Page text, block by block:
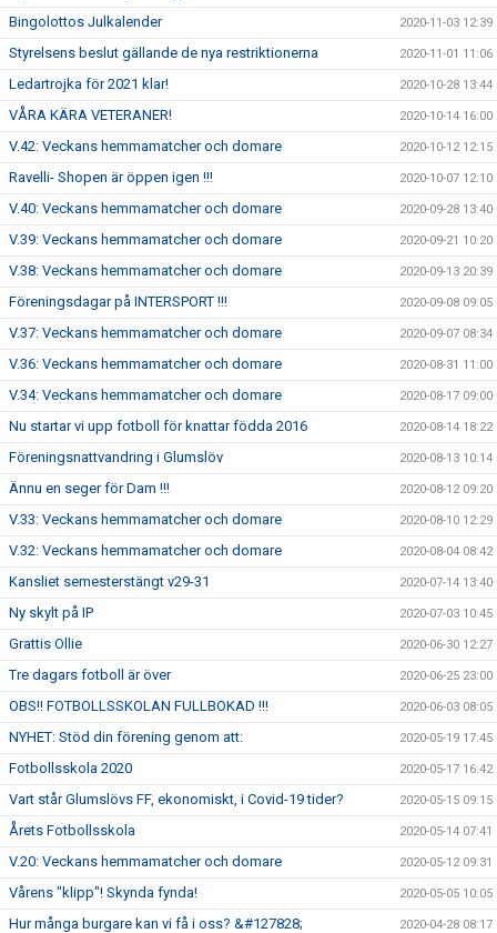
Bingolottos Julkalender 2020-11-03 12:39
Styrelsens beslut gällande de nya restriktionerna 2020-11-01 11:06
Ledartrojka för 2021 klar! 2020-10-28 13:44
VÅRA KÄRA VETERANER! 2020-10-14 16:00
V.42: Veckans hemmamatcher och domare 2020-10-12 12:15
Ravelli- Shopen är öppen igen !!! 2020-10-07 12:10
V.40: Veckans hemmamatcher och domare 2020-09-28 13:40
V.39: Veckans hemmamatcher och domare 2020-09-21 10:20
V.38: Veckans hemmamatcher och domare 2020-09-13 20:39
Föreningsdagar på INTERSPORT !!! 2020-09-08 09:05
V.37: Veckans hemmamatcher och domare 2020-09-07 08:34
V.36: Veckans hemmamatcher och domare 2020-08-31 11:00
V.34: Veckans hemmamatcher och domare 2020-08-17 09:00
Nu startar vi upp fotboll för knattar födda 2016 2020-08-14 18:22
Föreningsnattvandring i Glumslöv 2020-08-13 10:14
Ännu en seger för Dam !!! 2020-08-12 09:20
V.33: Veckans hemmamatcher och domare 2020-08-10 12:29
V.32: Veckans hemmamatcher och domare 2020-08-04 08:42
Kansliet semesterstängt v29-31 2020-07-14 13:40
Ny skylt på IP 2020-07-03 10:45
Grattis Ollie 2020-06-30 12:27
Tre dagars fotboll är över 2020-06-25 23:00
OBS!! FOTBOLLSSKOLAN FULLBOKAD !!! 2020-06-03 08:05
NYHET: Stöd din förening genom att: 2020-05-19 17:45
Fotbollsskola 2020 2020-05-17 16:42
Vart står Glumslövs FF, ekonomiskt, i Covid-19 tider? 2020-05-15 09:15
Årets Fotbollsskola 2020-05-14 07:41
V.20: Veckans hemmamatcher och domare 2020-05-12 09:31
Vårens "klipp"! Skynda fynda! 2020-05-05 10:05
Hur många burgare kan vi få i oss? &#127828; 2020-04-28 08:17